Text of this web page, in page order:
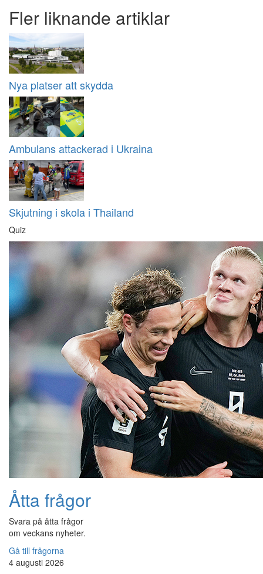
Fler liknande artiklar
Nya platser att skydda
Ambulans attackerad i Ukraina
Skjutning i skola i Thailand
Quiz
Åtta frågor
Svara på åtta frågor
om veckans nyheter.
Gå till frågorna
4 augusti 2026